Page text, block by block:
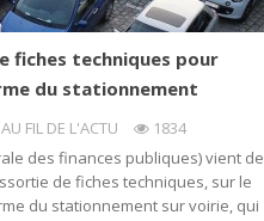
fiches techniques pour
du stationnement
AU FIL DE L'ACTU
1834
des finances publiques) vient de
de fiches techniques, sur le
du stationnement sur voirie, qui